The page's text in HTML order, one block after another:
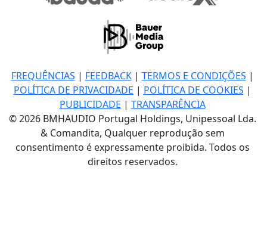
FREQUÊNCIAS | FEEDBACK| TERMOS E CONDIÇÕES |
POLÍTICA DE PRIVACIDADE | POLÍTICA DE COOKIES |
PUBLICIDADE | TRANSPARÊNCIA
© 2026 BMHAUDIO Portugal Holdings, Unipessoal Lda.
& Comandita, Qualquer reprodução sem
consentimento é expressamente proibida. Todos os
direitos reservados.